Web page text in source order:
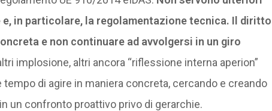
in particolare, la regolamentazione tecnica. Il diritto
e non continuare ad avvolgersi in un giro
implosione, altri ancora “riflessione interna aperion”
tempo di agire in maniera concreta, cercando e creando
un confronto proattivo privo di gerarchie.